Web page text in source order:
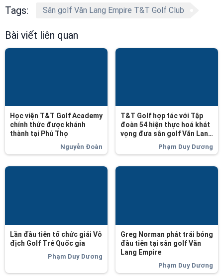
Tags: Sân golf Văn Lang Empire T&T Golf Club
Bài viết liên quan
Học viện T&T Golf Academy
chính thức được khánh
thành tại Phú Thọ
Nguyễn Đoàn
T&T Golf hợp tác với Tập
đoàn 54 hiện thực hoá khát
vọng đưa sân golf Văn Lang
Empire T&T Golf Club đạt
chuẩn quốc tế
Phạm Duy Dương
Lần đầu tiên tổ chức giải Vô
địch Golf Trẻ Quốc gia
Phạm Duy Dương
Greg Norman phát trái bóng
đầu tiên tại sân golf Văn
Lang Empire
Phạm Duy Dương